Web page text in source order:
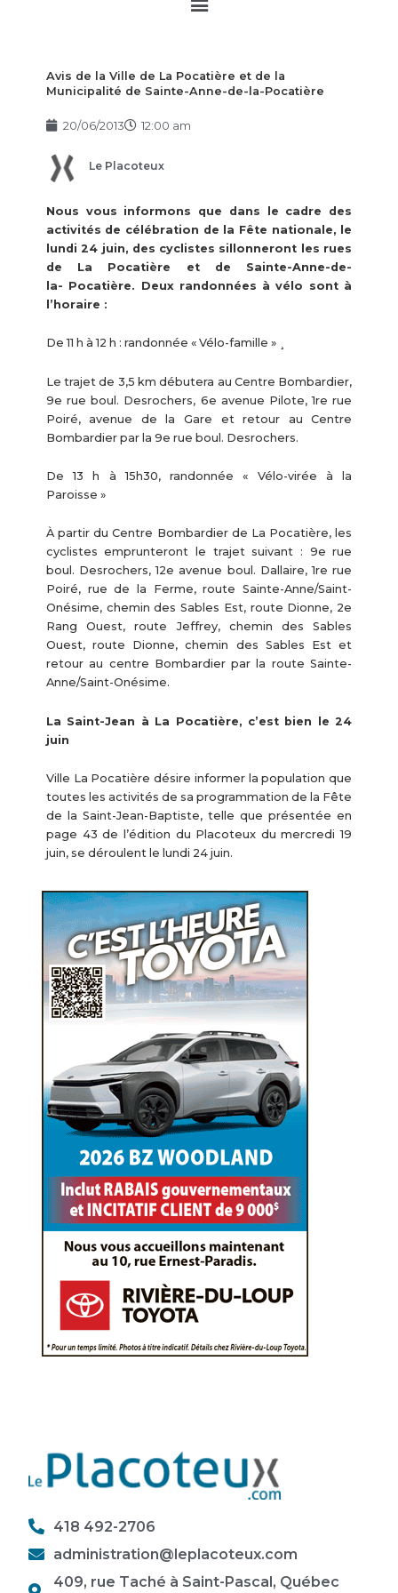
Avis de la Ville de La Pocatière et de la
Municipalité de Sainte-Anne-de-la-Pocatière
20/06/2013 12:00 am
Le Placoteux
Nous vous informons que dans le cadre des
activités de célébration de la Fête nationale, le
lundi 24 juin, des cyclistes sillonneront les rues
de La Pocatière et de Sainte-Anne-de-
la- Pocatière. Deux randonnées à vélo sont à
l’horaire :
De 11 h à 12 h : randonnée « Vélo-famille » ¸
Le trajet de 3,5 km débutera au Centre Bombardier,
9e rue boul. Desrochers, 6e avenue Pilote, 1re rue
Poiré, avenue de la Gare et retour au Centre
Bombardier par la 9e rue boul. Desrochers.
De 13 h à 15h30, randonnée « Vélo-virée à la
Paroisse »
À partir du Centre Bombardier de La Pocatière, les
cyclistes emprunteront le trajet suivant : 9e rue
boul. Desrochers, 12e avenue boul. Dallaire, 1re rue
Poiré, rue de la Ferme, route Sainte-Anne/Saint-
Onésime, chemin des Sables Est, route Dionne, 2e
Rang Ouest, route Jeffrey, chemin des Sables
Ouest, route Dionne, chemin des Sables Est et
retour au centre Bombardier par la route Sainte-
Anne/Saint-Onésime.
La Saint-Jean à La Pocatière, c’est bien le 24
juin
Ville La Pocatière désire informer la population que
toutes les activités de sa programmation de la Fête
de la Saint-Jean-Baptiste, telle que présentée en
page 43 de l’édition du Placoteux du mercredi 19
juin, se déroulent le lundi 24 juin.
418 492-2706
administration@leplacoteux.com
409, rue Taché à Saint-Pascal, Québec